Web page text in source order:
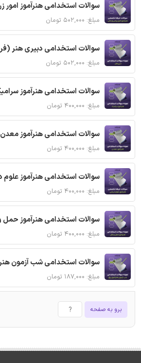
سوالات استخدامی هنرآموز
مبلغ: ۵۰۲,۰۰۰ تومان
سوالات استخدامی دبیری هنر
مبلغ: ۵۰۲,۰۰۰ تومان
سوالات استخدامی هنرآموز
مبلغ: ۴۰۰,۰۰۰ تومان
سوالات استخدامی هنرآموز
مبلغ: ۴۰۰,۰۰۰ تومان
سوالات استخدامی هنرآموز
مبلغ: ۴۰۰,۰۰۰ تومان
سوالات استخدامی هنرآموز
مبلغ: ۴۰۰,۰۰۰ تومان
سوالات استخدامی شب آزمون هنرآموز برق
مبلغ: ۱۸۷,۰۰۰ تومان
برو به صفحه